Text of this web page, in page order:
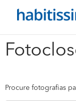
Procure fotografias